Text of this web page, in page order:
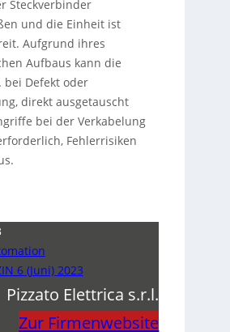
Steckverbinder
und die Einheit ist
Aufgrund ihres
Aufbaus kann die
bei Defekt oder
direkt ausgetauscht
bei der Verkabelung
Fehlerrisiken
6 (Juni) 2023
Pizzato Elettrica s.r.l.
Zur Firmenwebsite